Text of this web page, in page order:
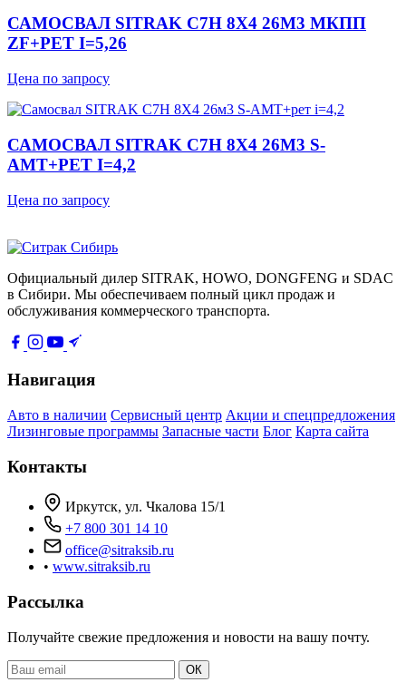
САМОСВАЛ SITRAK C7H 8Х4 26М3 МКПП
ZF+РЕТ I=5,26
Цена по запросу
САМОСВАЛ SITRAK C7H 8Х4 26М3 S-
AMT+РЕТ I=4,2
Цена по запросу
Официальный дилер SITRAK, HOWO, DONGFENG и SDAC
в Сибири. Мы обеспечиваем полный цикл продаж и
обслуживания коммерческого транспорта.
Навигация
Авто в наличии Сервисный центр Акции и спецпредложения
Лизинговые программы Запасные части Блог Карта сайта
Контакты
Иркутск, ул. Чкалова 15/1
+7 800 301 14 10
office@sitraksib.ru
• www.sitraksib.ru
Рассылка
Получайте свежие предложения и новости на вашу почту.
Ваш
email
ОК